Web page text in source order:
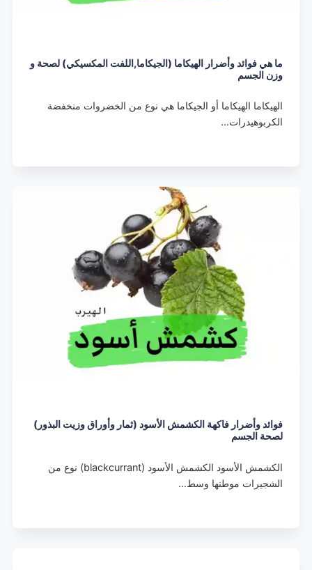
ما هي فوائد وأضرار الهيكاما (الجيكاما,اللفت المكسيكي) لصحة و
وزن الجسم
الهيكاما الهيكاما أو الجيكاما هي نوع من الخضروات منخفضة
الكربوهيدرات…
فوائد وأضرار فاكهة الكشمش الأسود (ثمار وأوراق وزيت البذور)
لصحة الجسم
الكشمش الأسود الكشمش الأسود (blackcurrant) نوع من
الشجيرات موطنها وسط…